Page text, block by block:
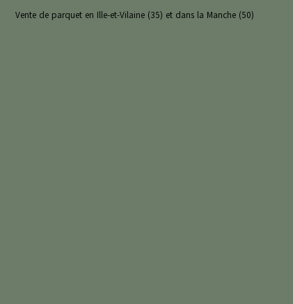
Vente de parquet en Ille-et-Vilaine (35) et dans la Manche (50)